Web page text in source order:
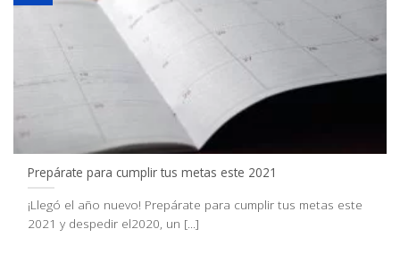
Prepárate para cumplir tus metas este 2021
¡Llegó el año nuevo! Prepárate para cumplir tus metas este
2021 y despedir el2020, un [...]